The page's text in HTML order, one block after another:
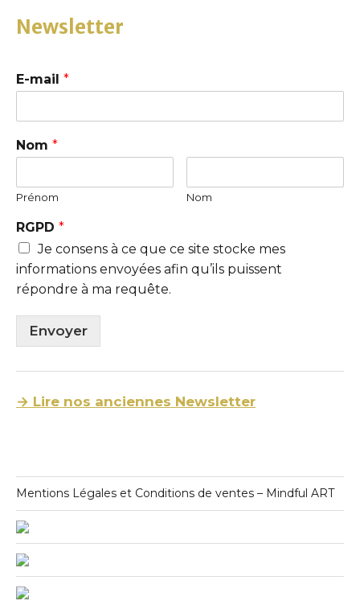
Newsletter
E-mail *
Nom *
Prénom Nom
RGPD *
Je consens à ce que ce site stocke mes
informations envoyées afin qu’ils puissent
répondre à ma requête.
Envoyer
→ Lire nos anciennes Newsletter
Mentions Légales et Conditions de ventes – Mindful ART